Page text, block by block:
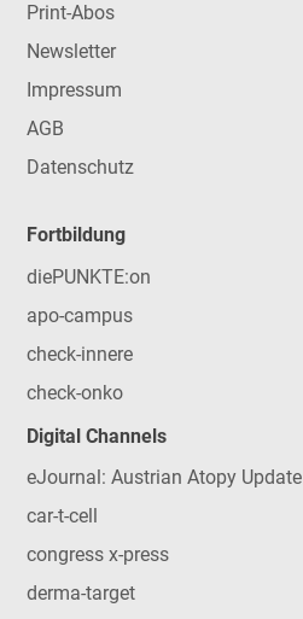
Print-Abos
Newsletter
Impressum
AGB
Datenschutz
Fortbildung
diePUNKTE:on
apo-campus
check-innere
check-onko
Digital Channels
eJournal: Austrian Atopy Update
car-t-cell
congress x-press
derma-target